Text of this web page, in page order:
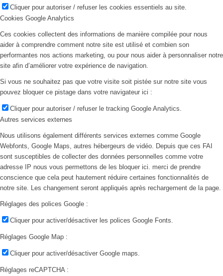
Cliquer pour autoriser / refuser les cookies essentiels au site.
Cookies Google Analytics
Ces cookies collectent des informations de manière compilée pour nous
aider à comprendre comment notre site est utilisé et combien son
performantes nos actions marketing, ou pour nous aider à personnaliser notre
site afin d’améliorer votre expérience de navigation.
Si vous ne souhaitez pas que votre visite soit pistée sur notre site vous
pouvez bloquer ce pistage dans votre navigateur ici :
Cliquer pour autoriser / refuser le tracking Google Analytics.
Autres services externes
Nous utilisons également différents services externes comme Google
Webfonts, Google Maps, autres hébergeurs de vidéo. Depuis que ces FAI
sont susceptibles de collecter des données personnelles comme votre
adresse IP nous vous permettons de les bloquer ici. merci de prendre
conscience que cela peut hautement réduire certaines fonctionnalités de
notre site. Les changement seront appliqués après rechargement de la page.
Réglages des polices Google :
Cliquer pour activer/désactiver les polices Google Fonts.
Réglages Google Map :
Cliquer pour activer/désactiver Google maps.
Réglages reCAPTCHA :